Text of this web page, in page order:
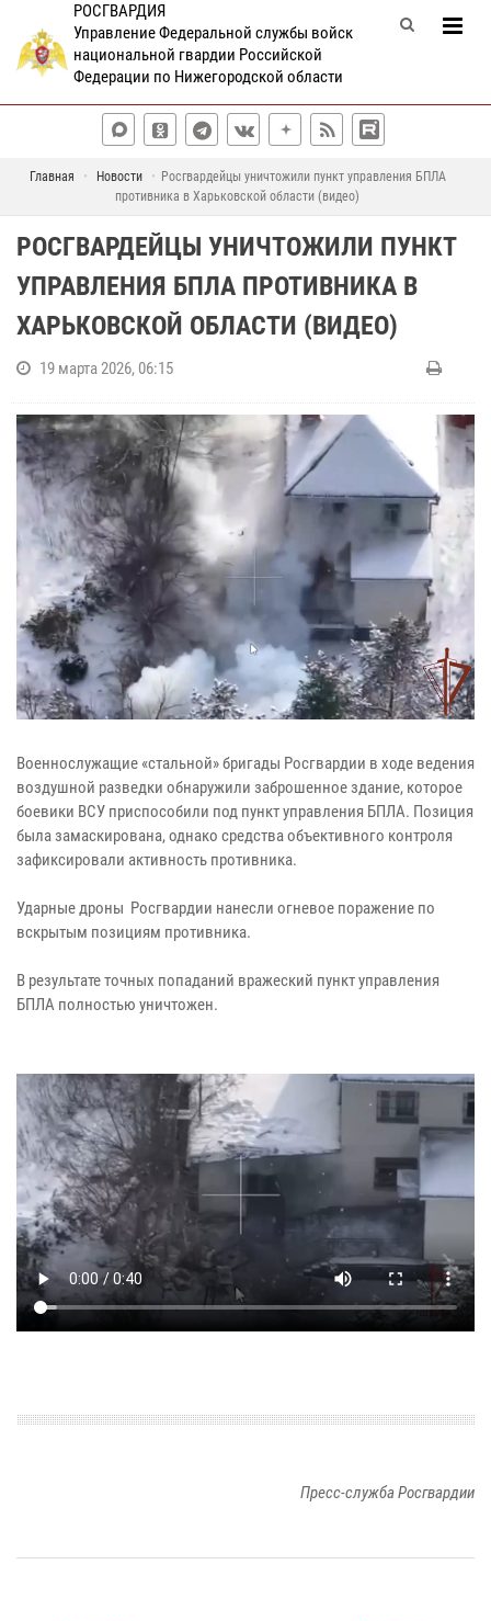
РОСГВАРДИЯ
Управление Федеральной службы войск
национальной гвардии Российской
Федерации по Нижегородской области
Главная Новости
Росгвардейцы уничтожили пункт управления БПЛА
противника в Харьковской области (видео)
РОСГВАРДЕЙЦЫ УНИЧТОЖИЛИ ПУНКТ
УПРАВЛЕНИЯ БПЛА ПРОТИВНИКА В
ХАРЬКОВСКОЙ ОБЛАСТИ (ВИДЕО)
19 марта 2026, 06:15
Военнослужащие «стальной» бригады Росгвардии в ходе ведения
воздушной разведки обнаружили заброшенное здание, которое
боевики ВСУ приспособили под пункт управления БПЛА. Позиция
была замаскирована, однако средства объективного контроля
зафиксировали активность противника.
Ударные дроны Росгвардии нанесли огневое поражение по
вскрытым позициям противника.
В результате точных попаданий вражеский пункт управления
БПЛА полностью уничтожен.
Пресс-служба Росгвардии